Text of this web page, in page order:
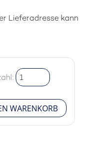
Lieferadresse kann